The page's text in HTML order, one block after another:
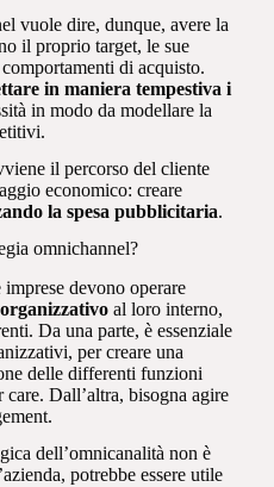
vuole dire, dunque, avere la
il proprio target, le sue
di acquisto.
in maniera tempestiva i
in modo da modellare la
il percorso del cliente
economico: creare
la spesa pubblicitaria.
omnichannel?
imprese devono operare
al loro interno,
Da una parte, è essenziale
per creare una
delle differenti funzioni
Dall’altra, bisogna agire
dell’omnicanalità non è
potrebbe essere utile